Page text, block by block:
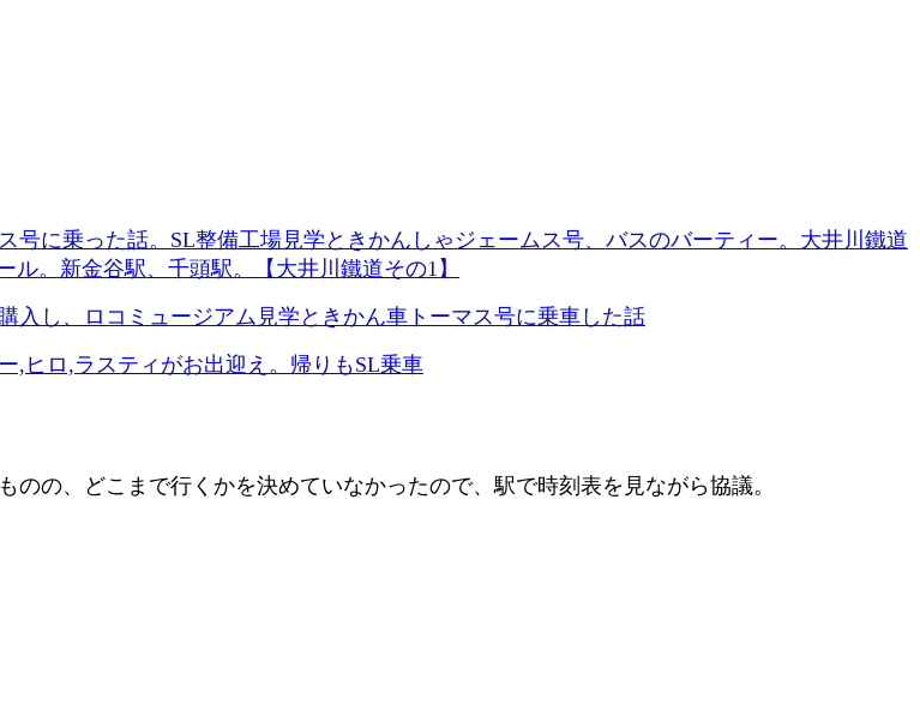
号に乗った話。SL整備工場見学ときかんしゃジェームス号、バスのバーティー。大井川鐵道
。新金谷駅、千頭駅。【大井川鐵道その1】
入し、ロコミュージアム見学ときかん車トーマス号に乗車した話
,ヒロ,ラスティがお出迎え。帰りもSL乗車
の、どこまで行くかを決めていなかったので、駅で時刻表を見ながら協議。